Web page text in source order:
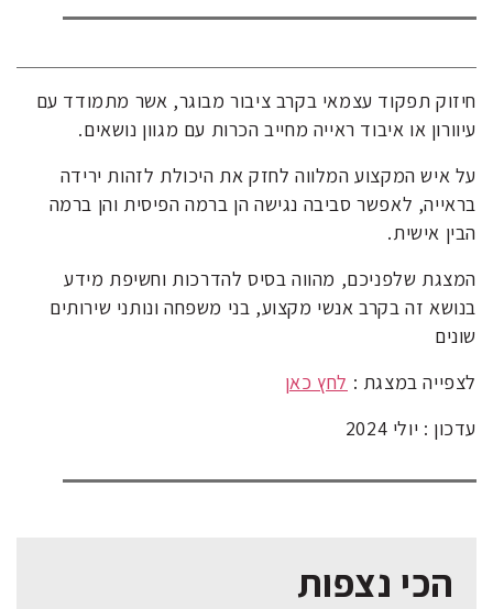
חיזוק תפקוד עצמאי בקרב ציבור מבוגר, אשר מתמודד עם
עיוורון או איבוד ראייה מחייב הכרות עם מגוון נושאים.
על איש המקצוע המלווה לחזק את היכולת לזהות ירידה
בראייה, לאפשר סביבה נגישה הן ברמה הפיסית והן ברמה
הבין אישית.
המצגת שלפניכם, מהווה בסיס להדרכות וחשיפת מידע
בנושא זה בקרב אנשי מקצוע, בני משפחה ונותני שירותים
שונים
לצפייה במצגת : לחץ כאן
עדכון : יולי 2024
הכי נצפות